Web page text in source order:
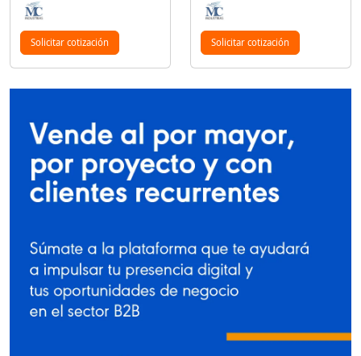
Solicitar cotización Solicitar cotización